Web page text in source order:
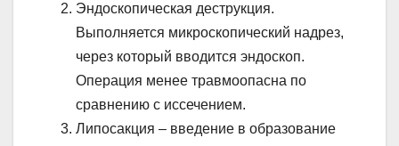
Эндоскопическая деструкция.
Выполняется микроскопический надрез,
через который вводится эндоскоп.
Операция менее травмоопасна по
сравнению с иссечением.
Липосакция – введение в образование